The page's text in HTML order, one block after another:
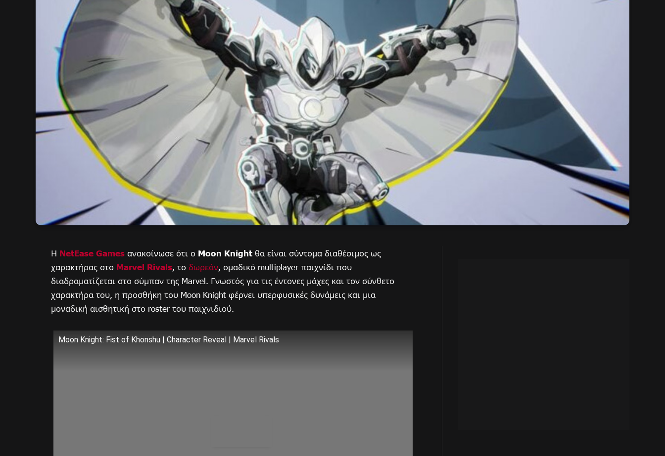
Η NetEase Games ανακοίνωσε ότι ο Moon Knight θα είναι σύντομα διαθέσιμος ως
χαρακτήρας στο Marvel Rivals, το δωρεάν, ομαδικό multiplayer παιχνίδι που
διαδραματίζεται στο σύμπαν της Marvel. Γνωστός για τις έντονες μάχες και τον σύνθετο
χαρακτήρα του, η προσθήκη του Moon Knight φέρνει υπερφυσικές δυνάμεις και μια
μοναδική αισθητική στο roster του παιχνιδιού.
Moon Knight: Fist of Khonshu | Character Reveal | Marvel Rivals